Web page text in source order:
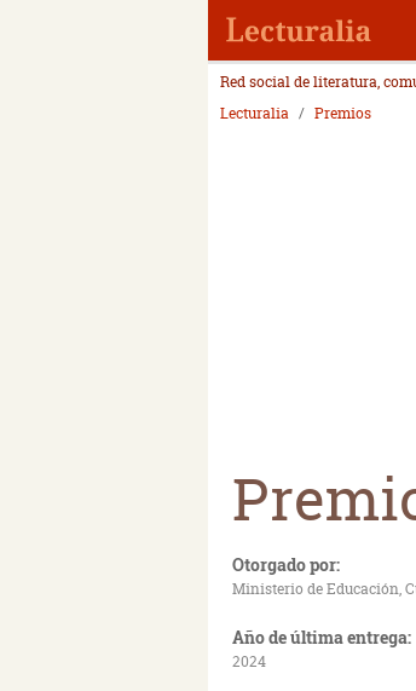
Red social de literatura,
Lecturalia
Premios
Otorgado por:
Ministerio de Educación,
Año de última entrega:
2024